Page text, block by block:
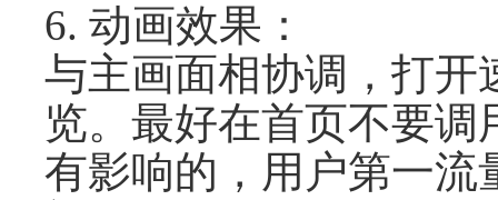
6. 动画效果：
与主画面相协调，打开
览。最好在首页不要
有影响的，用户第一流